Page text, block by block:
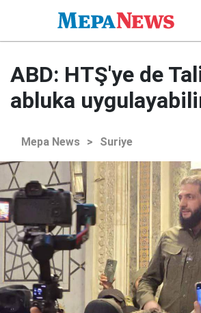
ABD: HTŞ'ye de
abluka
Mepa News > Suriye